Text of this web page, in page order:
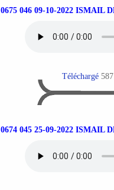
0675 046 09-10-2022 ISMAIL
Téléchargé
0674 045 25-09-2022 ISMAIL